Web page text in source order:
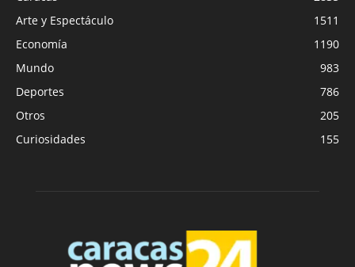
Arte y Espectáculo
1511
Economía
1190
Mundo
983
Deportes
786
Otros
205
Curiosidades
155